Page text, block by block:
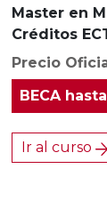
Master en
Créditos
Precio
BECA
Ir al curso